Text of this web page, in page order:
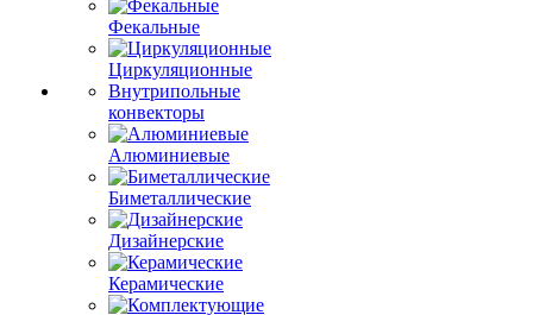
Фекальные
Циркуляционные
Внутрипольные
конвекторы
Алюминиевые
Биметаллические
Дизайнерские
Керамические